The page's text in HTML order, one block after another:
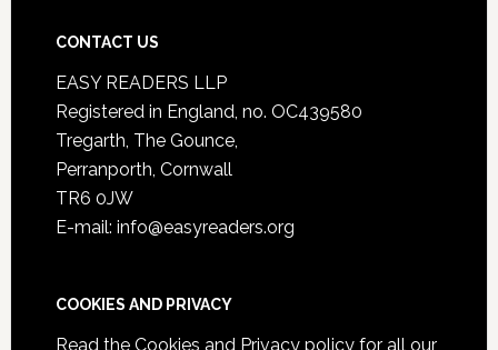
CONTACT US
EASY READERS LLP
Registered in England, no. OC439580
Tregarth, The Gounce,
Perranporth, Cornwall
TR6 0JW
E-mail: info@easyreaders.org
COOKIES AND PRIVACY
Read the Cookies and Privacy policyfor all our